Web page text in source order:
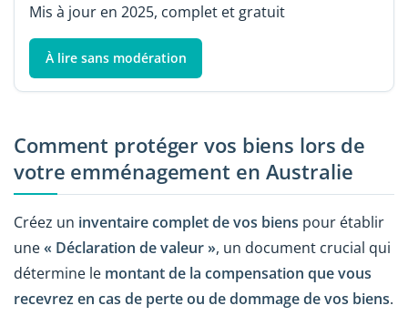
Mis à jour en 2025, complet et gratuit
À lire sans modération
Comment protéger vos biens lors de
votre emménagement en Australie
Créez un inventaire complet de vos biens pour établir
une« Déclaration de valeur », un document crucial qui
détermine le montant de la compensation que vous
recevrez en cas de perte ou de dommage de vos biens.